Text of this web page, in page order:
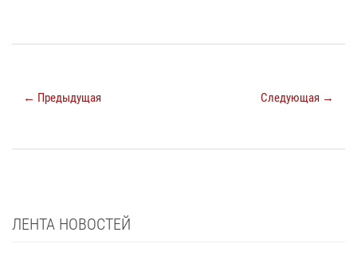
← Предыдущая Следующая →
ЛЕНТА НОВОСТЕЙ